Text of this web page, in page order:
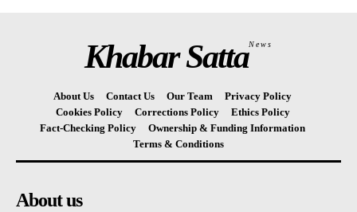
Khabar SattaNews
About Us Contact Us Our Team
Privacy Policy
Cookies Policy
Corrections Policy
Ethics Policy
Fact-Checking Policy
Ownership & Funding Information
Terms & Conditions
About us